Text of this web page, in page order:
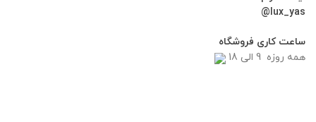
lux_yas@
ساعت کاری فروشگاه
همه روزه 9 الی 18